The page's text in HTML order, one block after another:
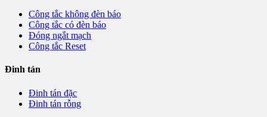
Công tắc không đèn báo
Công tắc có đèn báo
Đóng ngắt mạch
Công tắc Reset
Đinh tán
Đinh tán đặc
Đinh tán rỗng